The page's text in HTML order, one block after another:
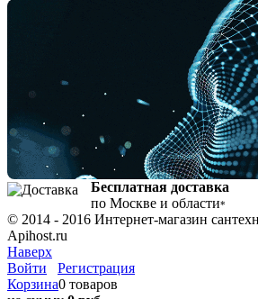
Бесплатная доставка
по Москве и области*
© 2014 - 2016 Интернет-магазин
Apihost.ru
Наверх
Войти
Регистрация
Корзина0 товаров